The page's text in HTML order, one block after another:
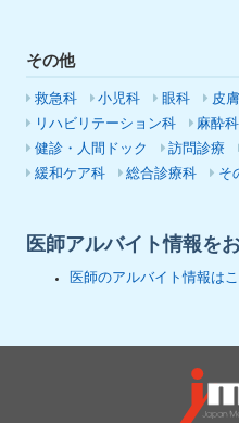
その他
救急科 小児科 眼科 皮
リハビリテーション科
麻酔科
健診・人間ドック
訪問診療
緩和ケア科
総合診療科 そ
医師アルバイト情報を
医師のアルバイト情報は